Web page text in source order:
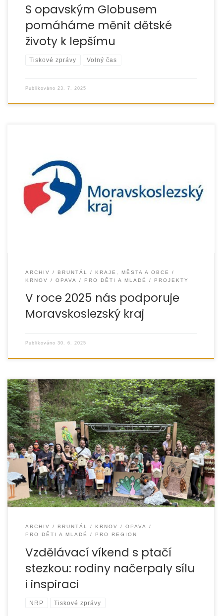
S opavským Globusem
pomáháme měnit dětské
životy k lepšímu
Tiskové zprávy Volný čas
Publikováno 23. 7. 2025
Organizace EUROTOPIA.CZ realizuje v roce 2025 řadu
sociálních, preventivních a vzdělávacích projektů díky
finanční podpoře Moravskoslezského kraje. Podpora
kraje umožnila rozvíjet služby
ARCHIV BRUNTÁL
KRAJE, MĚSTA A OBCE
KRNOV
OPAVA PRO DĚTI A MLADÉ PROJEKTY
V roce 2025 nás podporuje
Moravskoslezský kraj
Publikováno 30. 6. 2025
Ve dnech 30. května až 1. června 2024 jsme uspořádali
vzdělávací pobyt pro pěstouny z Opavska, Vítkovska,
Krnovska a Bruntálska. Akce se konala v malebném
ARCHIV BRUNTÁL KRNOV
OPAVA
PRO DĚTI A MLADÉ
PRO REGION
Vzdělávací víkend s ptačí
stezkou: rodiny načerpaly sílu
i inspiraci
NRP Tiskové zprávy